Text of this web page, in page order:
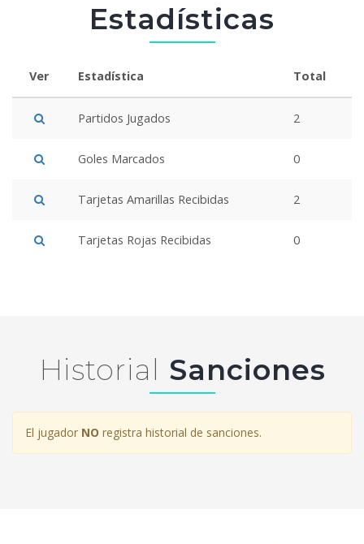
Estadísticas
Ver Estadística Total
Partidos Jugados 2
Goles Marcados 0
Tarjetas Amarillas Recibidas 2
Tarjetas Rojas Recibidas 0
Historial Sanciones
El jugador NO registra historial de sanciones.